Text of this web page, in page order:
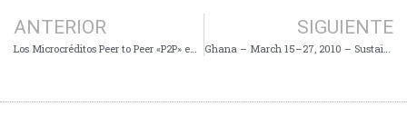
ANTERIOR
Los Microcréditos Peer to Peer «P2P» en Internet
SIGUIENTE
Ghana – March 15–27, 2010 – Sustainable Microenterprise and Development Program (SMDP)